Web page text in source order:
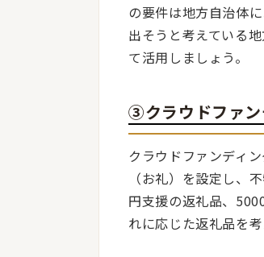
の要件は地方自治体
出そうと考えている
て活用しましょう。
③クラウドファン
クラウドファンディ
（お礼）を設定し、
円支援の返礼品、
れに応じた返礼品を